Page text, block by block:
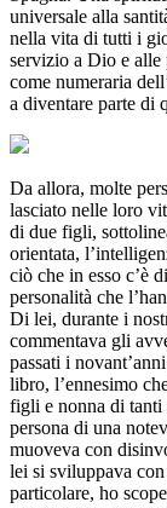
universale alla
nella vita di tutti i
servizio a Dio e alle
come numeraria
a diventare parte di
Da allora, molte
lasciato nelle loro
di due figli,
orientata,
ciò che in esso c’è
personalità che
Di lei, durante i
commentava gli
passati i
libro, l’ennesimo
figli e nonna di tanti
persona di una
muoveva con
lei si sviluppava
particolare, ho